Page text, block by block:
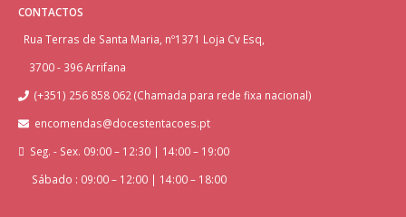
CONTACTOS
Rua Terras de Santa Maria, nº1371 Loja Cv Esq,
3700 - 396 Arrifana
(+351) 256 858 062 (Chamada para rede fixa nacional)
encomendas@docestentacoes.pt
Seg. - Sex. 09:00 – 12:30 | 14:00 – 19:00
Sábado : 09:00 – 12:00 | 14:00 – 18:00